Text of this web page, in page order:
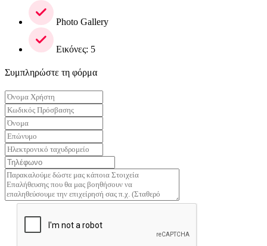
Photo Gallery
Εικόνες: 5
Συμπληρώστε τη φόρμα